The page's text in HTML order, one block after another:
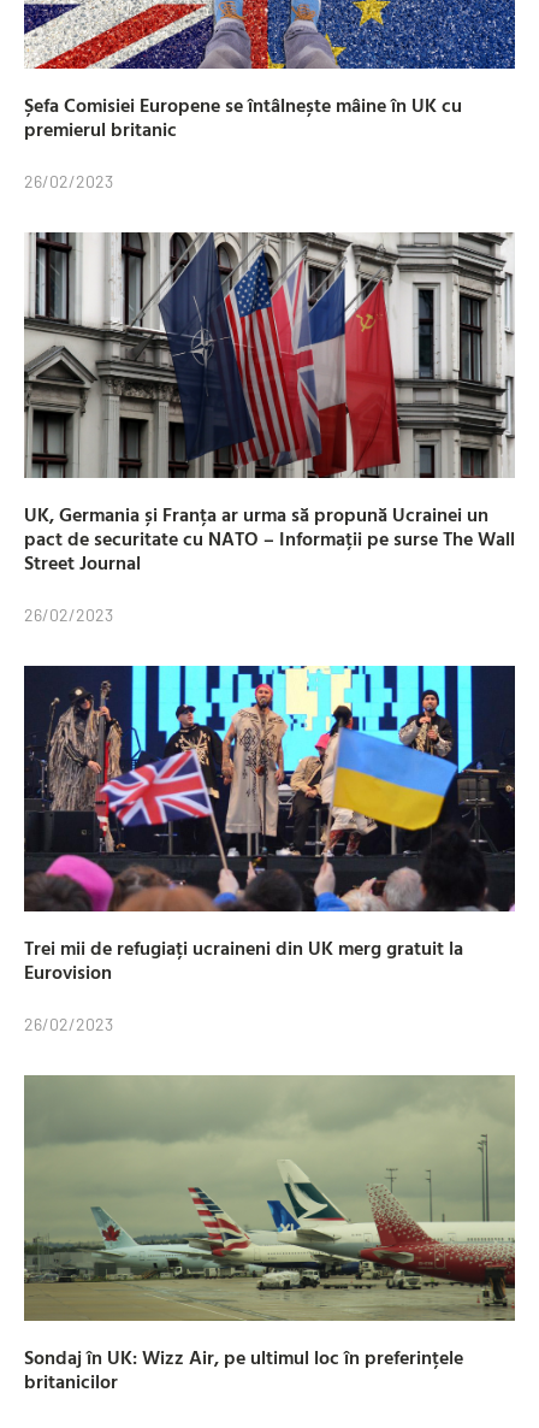
Șefa Comisiei Europene se întâlnește mâine în UK cu
premierul britanic
26/02/2023
UK, Germania și Franța ar urma să propună Ucrainei un
pact de securitate cu NATO – Informații pe surse The Wall
Street Journal
26/02/2023
Trei mii de refugiați ucraineni din UK merg gratuit la
Eurovision
26/02/2023
Sondaj în UK: Wizz Air, pe ultimul loc în preferințele
britanicilor